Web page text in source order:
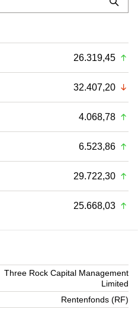
26.319,45
32.407,20
4.068,78
6.523,86
29.722,30
25.668,03
Three Rock Capital Management
Limited
Rentenfonds (RF)